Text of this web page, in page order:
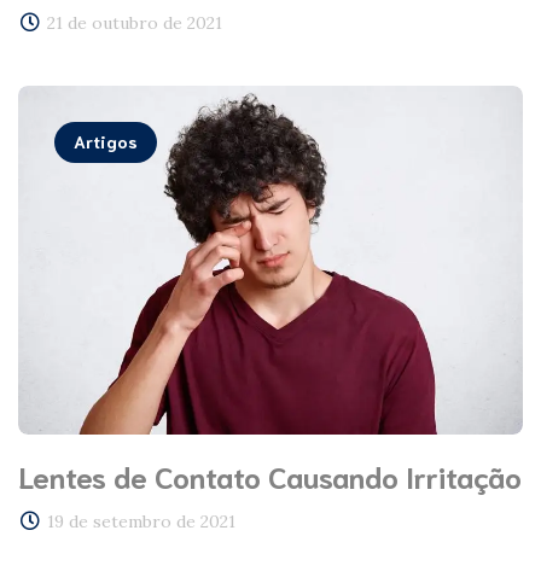
21 de outubro de 2021
Artigos
Lentes de Contato Causando Irritação
19 de setembro de 2021